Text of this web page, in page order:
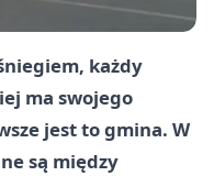
każdy
ma swojego
jest to gmina. W
są między